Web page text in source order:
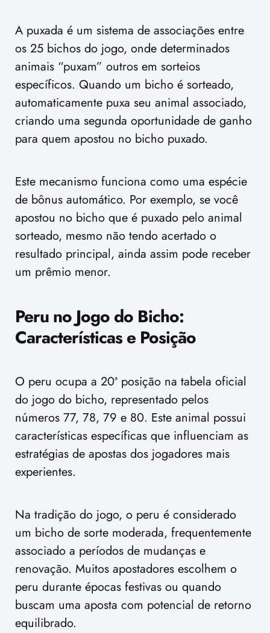
A puxada é um sistema de associações entre
os 25 bichos do jogo, onde determinados
animais “puxam” outros em sorteios
específicos. Quando um bicho é sorteado,
automaticamente puxa seu animal associado,
criando uma segunda oportunidade de ganho
para quem apostou no bicho puxado.
Este mecanismo funciona como uma espécie
de bônus automático. Por exemplo, se você
apostou no bicho que é puxado pelo animal
sorteado, mesmo não tendo acertado o
resultado principal, ainda assim pode receber
um prêmio menor.
Peru no Jogo do Bicho:
Características e Posição
O peru ocupa a 20ª posição na tabela oficial
do jogo do bicho, representado pelos
números 77, 78, 79 e 80. Este animal possui
características específicas que influenciam as
estratégias de apostas dos jogadores mais
experientes.
Na tradição do jogo, o peru é considerado
um bicho de sorte moderada, frequentemente
associado a períodos de mudanças e
renovação. Muitos apostadores escolhem o
peru durante épocas festivas ou quando
buscam uma aposta com potencial de retorno
equilibrado.